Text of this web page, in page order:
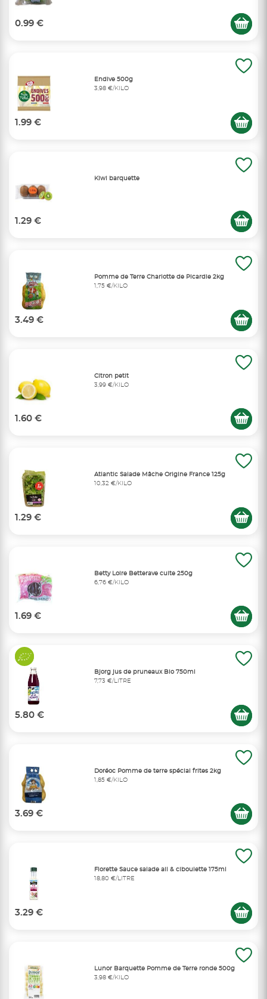
0.99 €
Endive 500g
3,98 €/KILO
1.99 €
Kiwi barquette
1.29 €
Pomme de Terre Charlotte de Picardie 2kg
1,75 €/KILO
3.49 €
Citron petit
3,99 €/KILO
1.60 €
Atlantic Salade Mâche Origine France 125g
10,32 €/KILO
1.29 €
Betty Loire Betterave cuite 250g
6,76 €/KILO
1.69 €
Bjorg jus de pruneaux Bio 750ml
7,73 €/LITRE
5.80 €
Doréoc Pomme de terre spécial frites 2kg
1,85 €/KILO
3.69 €
Florette Sauce salade ail & ciboulette 175ml
18,80 €/LITRE
3.29 €
Lunor Barquette Pomme de Terre ronde 500g
3,98 €/KILO